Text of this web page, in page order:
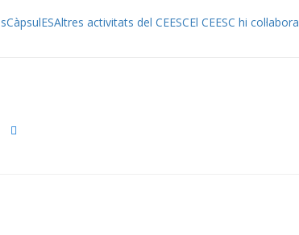
CàpsulESAltres activitats del CEESCEl CEESC hi col·labora